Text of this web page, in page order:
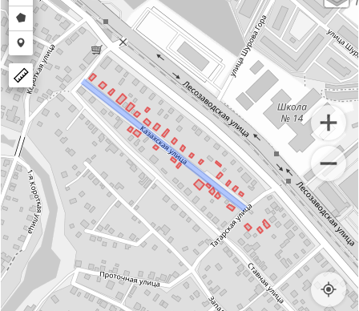
a
polyline
Draw
a
polygon
Draw
a
marker